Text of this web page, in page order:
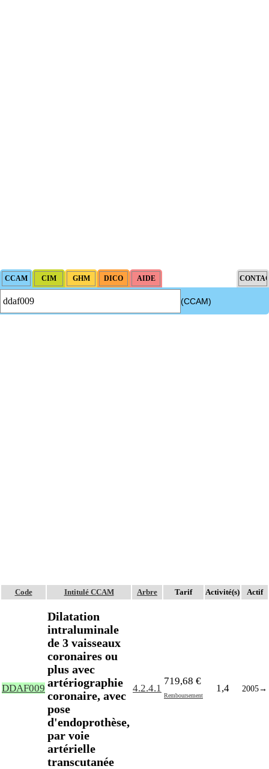
(CCAM)
Code Intitulé CCAM Arbre Tarif Activité(s) Actif
DDAF009
Dilatation
intraluminale
de 3 vaisseaux
coronaires ou
plus avec
artériographie
coronaire, avec
pose
d'endoprothèse,
par voie
artérielle
transcutanée
4.2.4.1
719,68 €
Remboursement
1,4 2005→